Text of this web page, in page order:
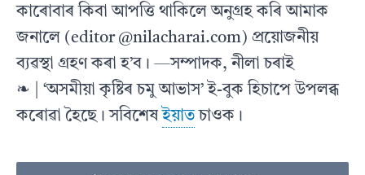
কাৰোবাৰ কিবা আপত্তি থাকিলে অনুগ্ৰহ কৰি আমাক
জনালে (editor @nilacharai.com) প্ৰয়োজনীয়
ব্যৱস্থা গ্ৰহণ কৰা হ’ব। —সম্পাদক, নীলা চৰাই
❧ | ‘অসমীয়া কৃষ্টিৰ চমু আভাস’ ই-বুক হিচাপে উপলব্ধ
কৰোৱা হৈছে। সবিশেষ ইয়াতচাওক।